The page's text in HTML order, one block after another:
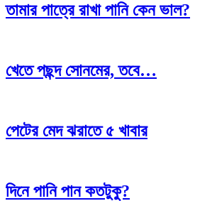
তামার পাত্রে রাখা পানি কেন ভাল?
খেতে পছন্দ সোনমের, তবে…
পেটের মেদ ঝরাতে ৫ খাবার
দিনে পানি পান কতটুকু?